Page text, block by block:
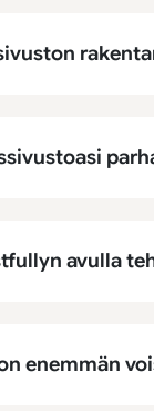
avulla
enemmän